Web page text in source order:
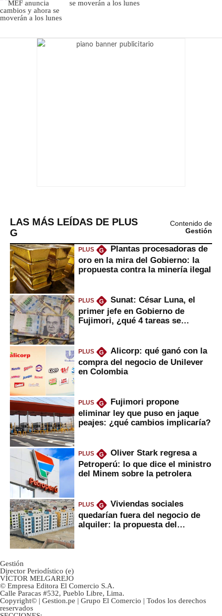
se moverán a los lunes
LAS MÁS LEÍDAS DE PLUS
G
Contenido de
Gestión
PLUS G
Plantas procesadoras de
oro en la mira del Gobierno: la
propuesta contra la minería ilegal
PLUS G
Sunat: César Luna, el
primer jefe en Gobierno de
Fujimori, ¿qué 4 tareas se
PLUS G
Alicorp: qué ganó con la
compra del negocio de Unilever
en Colombia
PLUS G
Fujimori propone
eliminar ley que puso en jaque
peajes: ¿qué cambios implicaría?
PLUS G
Oliver Stark regresa a
Petroperú: lo que dice el ministro
del Minem sobre la petrolera
PLUS G
Viviendas sociales
quedarían fuera del negocio de
alquiler: la propuesta del
Gestión
Director Periodístico (e)
VÍCTOR MELGAREJO
© Empresa Editora El Comercio S.A.
Calle Paracas #532, Pueblo Libre, Lima.
Copyright© | Gestion.pe | Grupo El Comercio | Todos los derechos
reservados